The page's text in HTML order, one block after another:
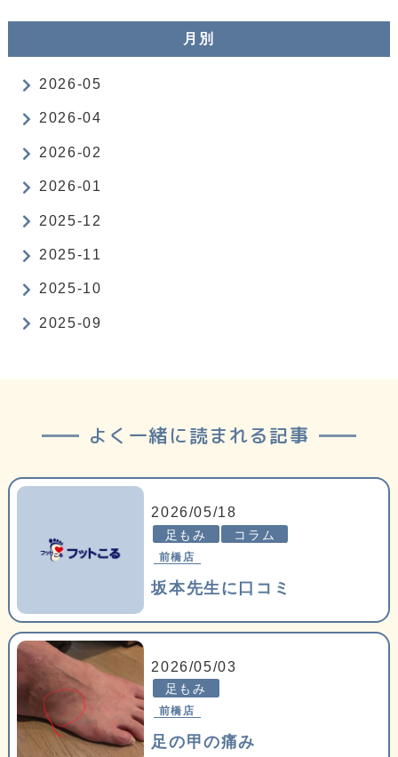
月別
2026-05
2026-04
2026-02
2026-01
2025-12
2025-11
2025-10
2025-09
よく一緒に読まれる記事
2026/05/18
足もみ コラム
前橋店
坂本先生に口コミ
2026/05/03
足もみ
前橋店
足の甲の痛み